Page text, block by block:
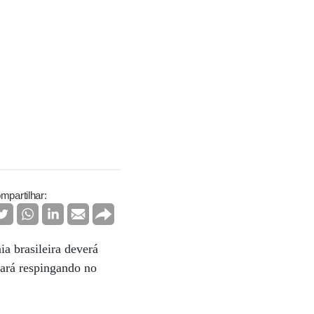
brasileira deverá
respingando no